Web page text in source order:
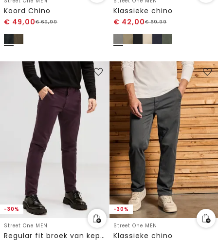
Koord Chino
€ 49,00€69,99
Klassieke chino
€ 42,00€69,99
-30%
Street One MEN
Regular fit broek van keperstof
-30%
Street One MEN
Klassieke chino